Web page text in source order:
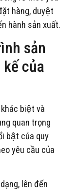
hàng, duyệt
hành sản xuất.
sản
của
biệt và
quan trọng
bật của quy
yêu cầu của
lên đến